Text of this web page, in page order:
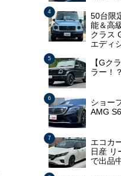
50台限
能＆高
クラス
エディ
【Gク
ラー！
ショー
AMG
エコカ
日産 リ
で出品